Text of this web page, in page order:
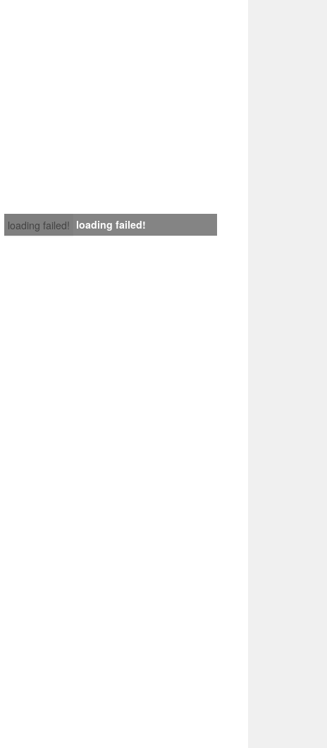
loading failed! loading failed!